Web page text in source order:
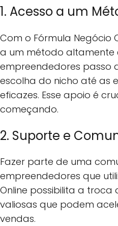
1. Acesso a um
Com o Fórmula Negócio
a um método altamente
empreendedores passo
escolha do nicho até as
eficazes. Esse apoio é
começando.
2. Suporte e
Fazer parte de uma
empreendedores que
Online possibilita a troca
valiosas que podem
vendas.